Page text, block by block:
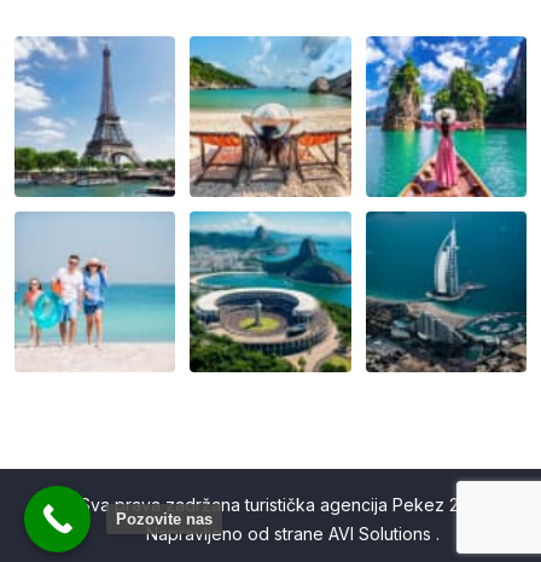
Sva prava zadržana turistička agencija Pekez 2026©
Napravljeno od strane AVI Solutions .
Pozovite nas